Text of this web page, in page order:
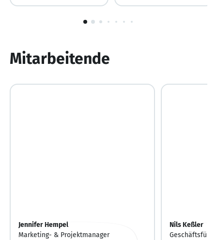
Mitarbeitende
Jennifer Hempel
Marketing- & Projektmanager
Nils Keßler